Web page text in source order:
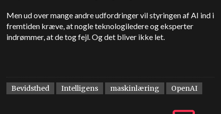
Men ud over mange andre udfordringer vil styringen af AI ind i
fremtiden kræve, at nogle teknologiledere og eksperter
indrømmer, at de tog fejl. Og det bliver ikke let.
Bevidsthed Intelligens maskinlæring OpenAI